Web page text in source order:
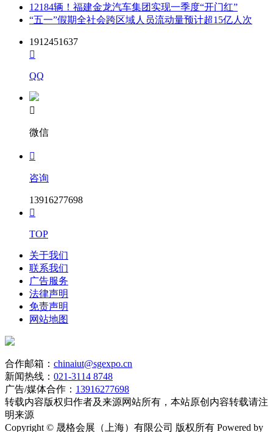
12184辆！福建金龙汽车集团实现一季度“开门红”
“五一”假期全社会跨区域人员流动量预计超15亿人次
1912451637

QQ

微信

咨询
13916277698

TOP
关于我们
联系我们
广告服务
法律声明
免责声明
网站地图
合作邮箱： chinaiut@sgexpo.cn
新闻热线： 021-3114 8748
广告/媒体合作： 13916277698
转载内容版权归作者及来源网站所有，本站原创内容转载请注
明来源
Copyright © 晟格会展（上海）有限公司 版权所有 Powered by